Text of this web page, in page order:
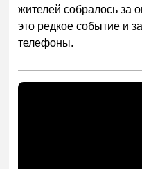
жителей собралось за
это редкое событие и
телефоны.